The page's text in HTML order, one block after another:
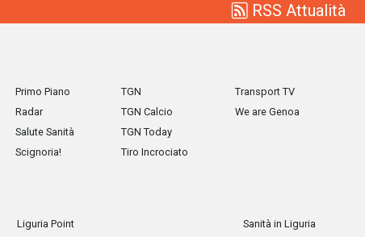
RSS Attualità
Primo Piano
Radar
Salute Sanità
Scignoria!
TGN
TGN Calcio
TGN Today
Tiro Incrociato
Transport TV
We are Genoa
Liguria Point
Sanità in Liguria